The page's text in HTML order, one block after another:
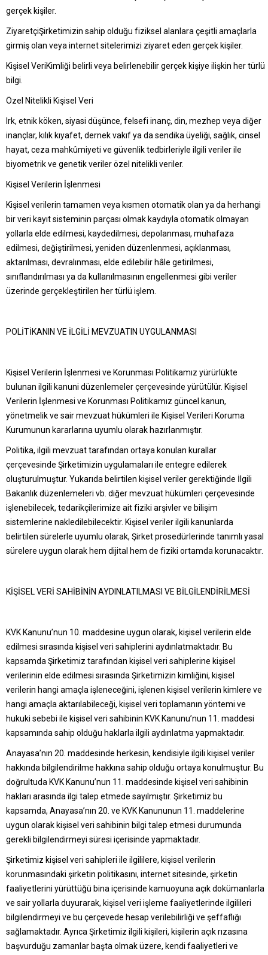
gerçek kişiler.
ZiyaretçiŞirketimizin sahip olduğu fiziksel alanlara çeşitli amaçlarla
girmiş olan veya internet sitelerimizi ziyaret eden gerçek kişiler.
Kişisel VeriKimliği belirli veya belirlenebilir gerçek kişiye ilişkin her türlü
bilgi.
Özel Nitelikli Kişisel Veri
Irk, etnik köken, siyasi düşünce, felsefi inanç, din, mezhep veya diğer
inançlar, kılık kıyafet, dernek vakıf ya da sendika üyeliği, sağlık, cinsel
hayat, ceza mahkûmiyeti ve güvenlik tedbirleriyle ilgili veriler ile
biyometrik ve genetik veriler özel nitelikli veriler.
Kişisel Verilerin İşlenmesi
Kişisel verilerin tamamen veya kısmen otomatik olan ya da herhangi
bir veri kayıt sisteminin parçası olmak kaydıyla otomatik olmayan
yollarla elde edilmesi, kaydedilmesi, depolanması, muhafaza
edilmesi, değiştirilmesi, yeniden düzenlenmesi, açıklanması,
aktarılması, devralınması, elde edilebilir hâle getirilmesi,
sınıflandırılması ya da kullanılmasının engellenmesi gibi veriler
üzerinde gerçekleştirilen her türlü işlem.
POLİTİKANIN VE İLGİLİ MEVZUATIN UYGULANMASI
Kişisel Verilerin İşlenmesi ve Korunması Politikamız yürürlükte
bulunan ilgili kanuni düzenlemeler çerçevesinde yürütülür. Kişisel
Verilerin İşlenmesi ve Korunması Politikamız güncel kanun,
yönetmelik ve sair mevzuat hükümleri ile Kişisel Verileri Koruma
Kurumunun kararlarına uyumlu olarak hazırlanmıştır.
Politika, ilgili mevzuat tarafından ortaya konulan kurallar
çerçevesinde Şirketimizin uygulamaları ile entegre edilerek
oluşturulmuştur. Yukarıda belirtilen kişisel veriler gerektiğinde İlgili
Bakanlık düzenlemeleri vb. diğer mevzuat hükümleri çerçevesinde
işlenebilecek, tedarikçilerimize ait fiziki arşivler ve bilişim
sistemlerine nakledilebilecektir. Kişisel veriler ilgili kanunlarda
belirtilen sürelerle uyumlu olarak, Şirket prosedürlerinde tanımlı yasal
sürelere uygun olarak hem dijital hem de fiziki ortamda korunacaktır.
KİŞİSEL VERİ SAHİBİNİN AYDINLATILMASI VE BİLGİLENDİRİLMESİ
KVK Kanunu’nun 10. maddesine uygun olarak, kişisel verilerin elde
edilmesi sırasında kişisel veri sahiplerini aydınlatmaktadır. Bu
kapsamda Şirketimiz tarafından kişisel veri sahiplerine kişisel
verilerinin elde edilmesi sırasında Şirketimizin kimliğini, kişisel
verilerin hangi amaçla işleneceğini, işlenen kişisel verilerin kimlere ve
hangi amaçla aktarılabileceği, kişisel veri toplamanın yöntemi ve
hukuki sebebi ile kişisel veri sahibinin KVK Kanunu’nun 11. maddesi
kapsamında sahip olduğu haklarla ilgili aydınlatma yapmaktadır.
Anayasa’nın 20. maddesinde herkesin, kendisiyle ilgili kişisel veriler
hakkında bilgilendirilme hakkına sahip olduğu ortaya konulmuştur. Bu
doğrultuda KVK Kanunu’nun 11. maddesinde kişisel veri sahibinin
hakları arasında ilgi talep etmede sayılmıştır. Şirketimiz bu
kapsamda, Anayasa’nın 20. ve KVK Kanununun 11. maddelerine
uygun olarak kişisel veri sahibinin bilgi talep etmesi durumunda
gerekli bilgilendirmeyi süresi içerisinde yapmaktadır.
Şirketimiz kişisel veri sahipleri ile ilgililere, kişisel verilerin
korunmasındaki şirketin politikasını, internet sitesinde, şirketin
faaliyetlerini yürüttüğü bina içerisinde kamuoyuna açık dokümanlarla
ve sair yollarla duyurarak, kişisel veri işleme faaliyetlerinde ilgilileri
bilgilendirmeyi ve bu çerçevede hesap verilebilirliği ve şeffaflığı
sağlamaktadır. Ayrıca Şirketimiz ilgili kişileri, kişilerin açık rızasına
başvurduğu zamanlar başta olmak üzere, kendi faaliyetleri ve